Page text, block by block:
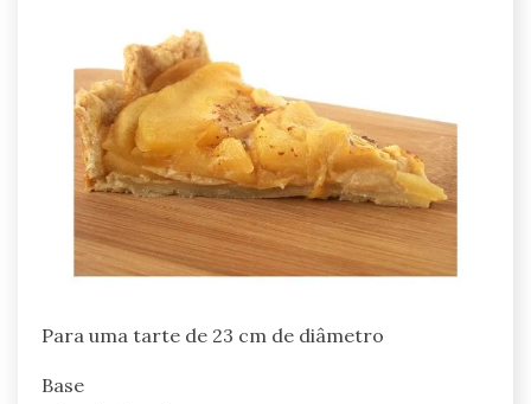
Para uma tarte de 23 cm de diâmetro
Base